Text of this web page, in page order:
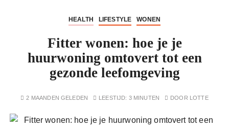
HEALTH LIFESTYLE WONEN
Fitter wonen: hoe je je
huurwoning omtovert tot een
gezonde leefomgeving
2 MAANDEN GELEDEN LEESTIJD: 3 MINUTEN DOOR LOTTE